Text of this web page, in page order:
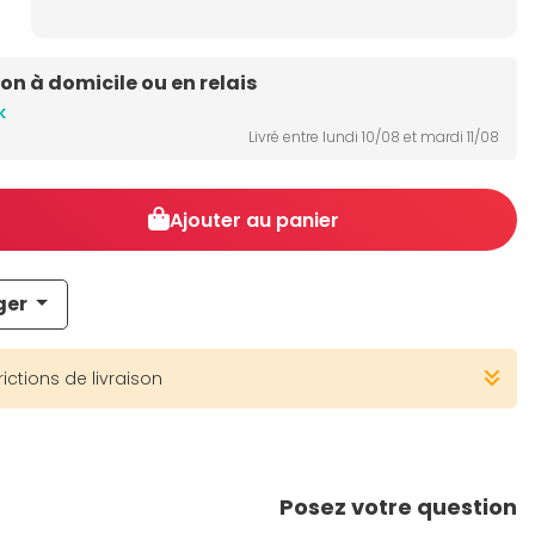
à domicile ou en relais
Livré entre lundi 10/08 et mardi 11/08
Ajouter au panier
de livraison
Posez votre question